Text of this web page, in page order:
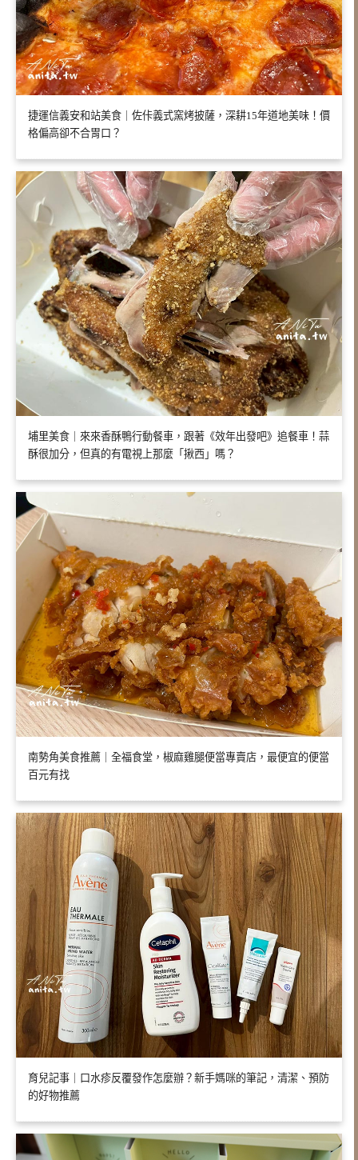
捷運信義安和站美食｜佐佧義式窯烤披薩，深耕15年道地美味！價
格偏高卻不合胃口？
埔里美食｜來來香酥鴨行動餐車，跟著《效年出發吧》追餐車！蒜
酥很加分，但真的有電視上那麼「揪西」嗎？
南勢角美食推薦｜全福食堂，椒麻雞腿便當專賣店，最便宜的便當
百元有找
育兒記事｜口水疹反覆發作怎麼辦？新手媽咪的筆記，清潔、預防
的好物推薦